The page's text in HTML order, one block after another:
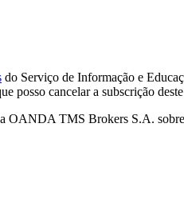
do Serviço de Informação e
posso cancelar a subscrição
OANDA TMS Brokers S.A.